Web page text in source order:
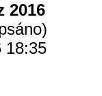
2016
18:35